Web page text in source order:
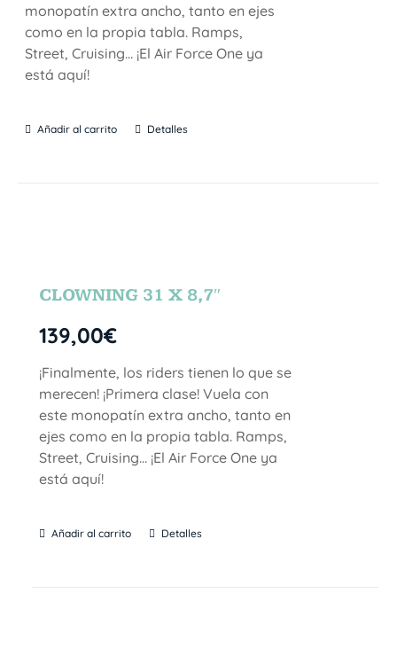
monopatín extra ancho, tanto en ejes
como en la propia tabla. Ramps,
Street, Cruising… ¡El Air Force One ya
está aquí!
Añadir al carrito Detalles
CLOWNING 31 X 8,7″
139,00€
¡Finalmente, los riders tienen lo que se
merecen! ¡Primera clase! Vuela con
este monopatín extra ancho, tanto en
ejes como en la propia tabla. Ramps,
Street, Cruising… ¡El Air Force One ya
está aquí!
Añadir al carrito Detalles